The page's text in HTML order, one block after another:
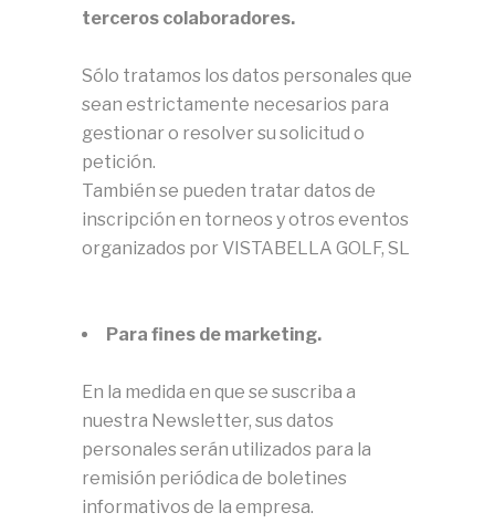
terceros colaboradores.
Sólo tratamos los datos personales que
sean estrictamente necesarios para
gestionar o resolver su solicitud o
petición.
También se pueden tratar datos de
inscripción en torneos y otros eventos
organizados por VISTABELLA GOLF, SL
Para fines de marketing.
En la medida en que se suscriba a
nuestra Newsletter, sus datos
personales serán utilizados para la
remisión periódica de boletines
informativos de la empresa.